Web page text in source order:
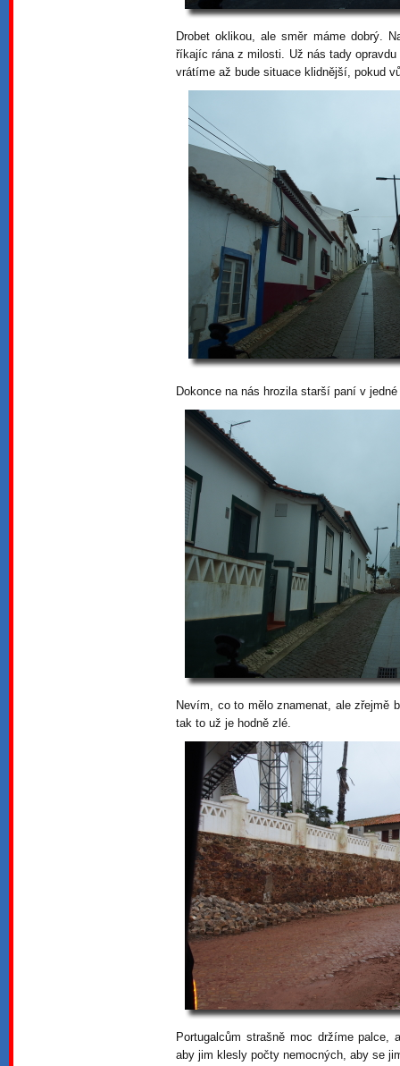
Drobet oklikou, ale směr máme dobrý.
říkajíc rána z milosti. Už nás tady
vrátíme až bude situace klidnější, pokud
Dokonce na nás hrozila starší paní v
Nevím, co to mělo znamenat, ale zřejmě
tak to už je hodně zlé.
Portugalcům strašně moc držíme
aby jim klesly počty nemocných, aby se